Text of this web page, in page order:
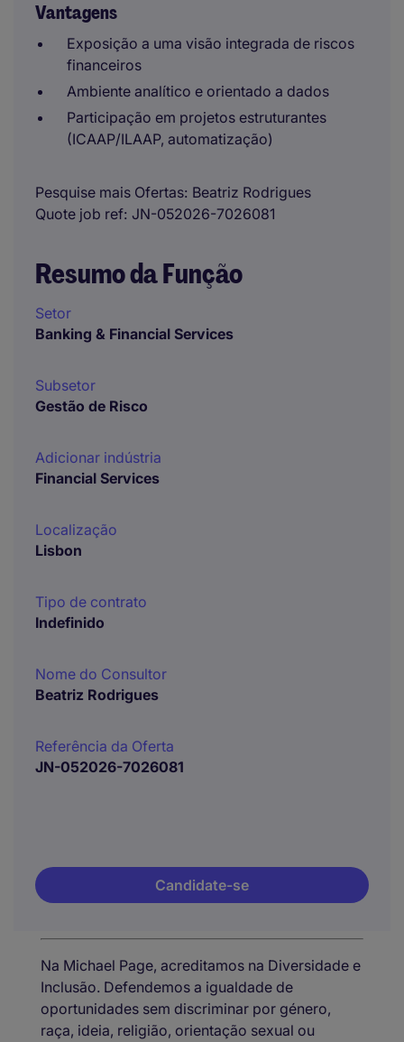
Vantagens
Exposição a uma visão integrada de riscos
financeiros
Ambiente analítico e orientado a dados
Participação em projetos estruturantes
(ICAAP/ILAAP, automatização)
Pesquise mais Ofertas Beatriz Rodrigues
Quote job ref JN-052026-7026081
Resumo da Função
Setor
Banking & Financial Services
Subsetor
Gestão de Risco
Adicionar indústria
Financial Services
Localização
Lisbon
Tipo de contrato
Indefinido
Nome do Consultor
Beatriz Rodrigues
Referência da Oferta
JN-052026-7026081
Candidate-se
Na Michael Page, acreditamos na Diversidade e
Inclusão. Defendemos a igualdade de
oportunidades sem discriminar por género,
raça, ideia, religião, orientação sexual ou